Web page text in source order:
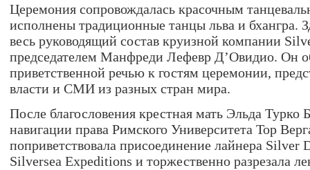
Церемония сопровождалась красочным
исполнены традиционные танцы льва и бхангра.
весь руководящий состав круизной компании
председателем Манфреди Лефевр Д’Овидио. Он
приветственной речью к гостям церемонии,
власти и СМИ из разных стран мира.
После благословения крестная мать Эльда Турко
навигации права Римского Университета Тор
поприветствовала присоединение лайнера Silver
Silversea Expeditions и торжественно разрезала